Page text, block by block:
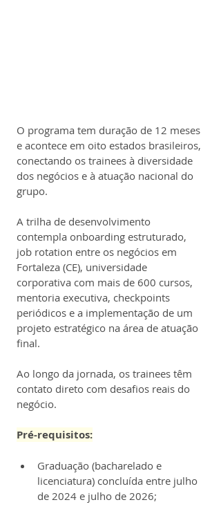
O programa tem duração de 12 meses
e acontece em oito estados brasileiros,
conectando os trainees à diversidade
dos negócios e à atuação nacional do
grupo.
A trilha de desenvolvimento
contempla onboarding estruturado,
job rotation entre os negócios em
Fortaleza (CE), universidade
corporativa com mais de 600 cursos,
mentoria executiva, checkpoints
periódicos e a implementação de um
projeto estratégico na área de atuação
final.
Ao longo da jornada, os trainees têm
contato direto com desafios reais do
negócio.
Pré-requisitos:
Graduação (bacharelado e
licenciatura) concluída entre julho
de 2024 e julho de 2026;